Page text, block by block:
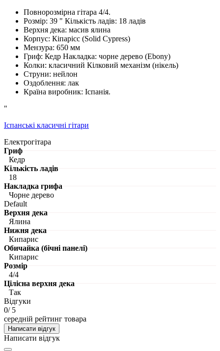
Повнорозмірна гітара 4/4.
Розмір: 39 " Кількість ладів: 18 ладів
Верхня дека: масив ялина
Корпус: Кіпарісс (Solid Cypress)
Мензура: 650 мм
Гриф: Кедр Накладка: чорне дерево (Ebony)
Колки: класичний Кілковий механізм (нікель)
Струни: нейлон
Оздоблення: лак
Країна виробник: Іспанія.
"
Іспанські класичні гітари
Електрогітара
Гриф
Кедр
Кількість ладів
18
Накладка грифа
Чорне дерево
Default
Верхня дека
Ялина
Нижня дека
Кипарис
Обичайка (бічні панелі)
Кипарис
Розмір
4/4
Цілісна верхня дека
Так
Відгуки
0/ 5
середній рейтинг товара
Написати відгук
Написати відгук